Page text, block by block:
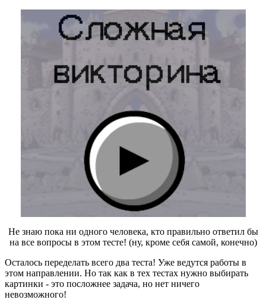
Не знаю пока ни одного человека, кто правильно ответил бы
на все вопросы в этом тесте! (ну, кроме себя самой, конечно)
Осталось переделать всего два теста! Уже ведутся работы в
этом направлении. Но так как в тех тестах нужно выбирать
картинки - это посложнее задача, но нет ничего
невозможного!